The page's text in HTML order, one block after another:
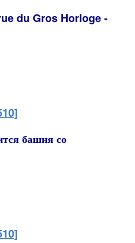
du Gros Horloge -
башня со